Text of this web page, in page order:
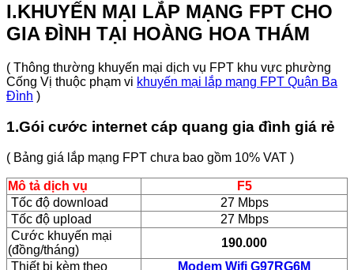
I.KHUYẾN MẠI LẮP MẠNG FPT CHO
GIA ĐÌNH TẠI HOÀNG HOA THÁM
( Thông thường khuyến mại dịch vụ FPT khu vực phường
Cống Vị thuộc phạm vi khuyến mại lắp mạng FPT Quận Ba
Đình )
1.Gói cước internet cáp quang gia đình giá rẻ
( Bảng giá lắp mạng FPT chưa bao gồm 10% VAT )
Mô tả dịch vụ
F5
Tốc độ download
27 Mbps
Tốc độ upload
27 Mbps
Cước khuyến mại
(đồng/tháng)
190.000
Thiết bị kèm theo
Modem Wifi G97RG6M